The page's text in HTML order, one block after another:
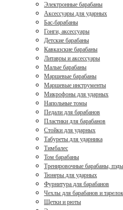
Электронные барабаны
Аксессуары для ударных
Бас-барабаны
Гонги, аксессуары
Детские барабаны
Кавказские барабаны
Литавры и аксессуары
Малые барабаны
Маршевые барабаны
Маршевые инструменты
Микрофоны для ударных
Напольные томы
Педали для барабанов
Пластики для барабанов
Стойки для ударных
Табуреты для ударника
Тимбалес
Том барабаны
Тренировочные барабаны, пэды
Тюнеры для ударных
Фурнитура для барабанов
Чехлы для барабанов и тарелок
Щетки и рюты